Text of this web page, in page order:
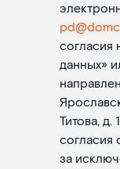
согласия
данных»
Титова, д.
согласия
за